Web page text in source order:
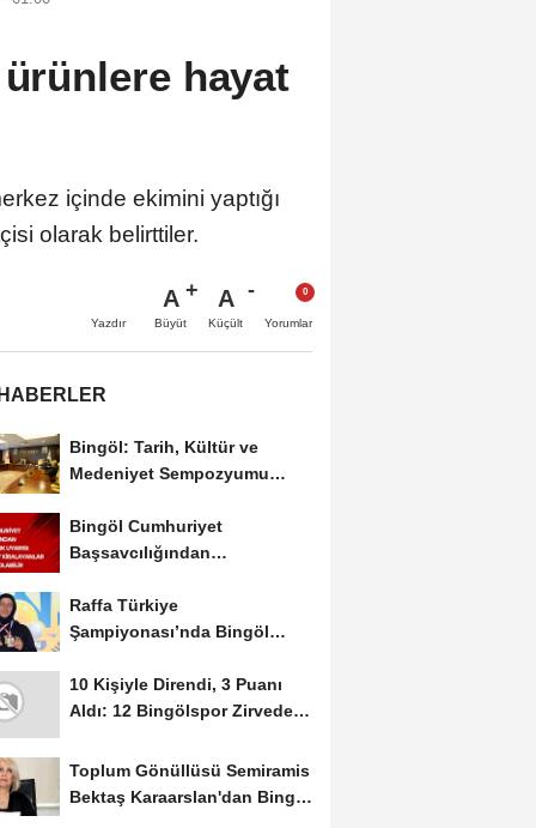
hayat
içinde ekimini yaptığı
olarak belirttiler.
Yazdır
A
Büyüt
A
Küçült Yorumlar
Bingöl: Tarih, Kültür ve
Medeniyet Sempozyumu
Bingöl Cumhuriyet
Başsavcılığından
Raffa Türkiye
Şampiyonası’nda Bingöl
10 Kişiyle Direndi, 3 Puanı
Aldı: 12 Bingölspor Zirvedeki
Toplum Gönüllüsü Semiramis
Bektaş Karaarslan'dan Bingöl